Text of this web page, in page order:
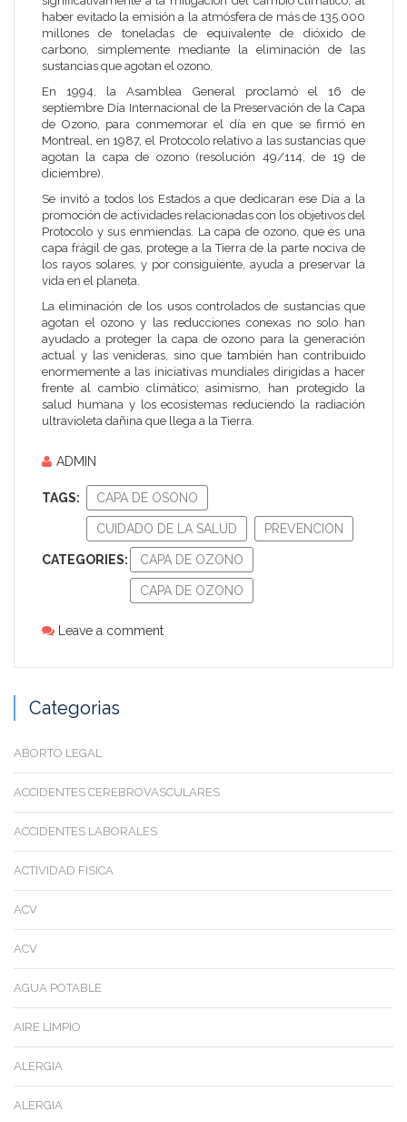
haber evitado la emisión a la atmósfera de más de 135.000
millones de toneladas de equivalente de dióxido de
carbono, simplemente mediante la eliminación de las
sustancias que agotan el ozono.
En 1994, la Asamblea General proclamó el 16 de
septiembre Día Internacional de la Preservación de la Capa
de Ozono, para conmemorar el día en que se firmó en
Montreal, en 1987, el Protocolo relativo a las sustancias que
agotan la capa de ozono (resolución 49/114, de 19 de
diciembre).
Se invitó a todos los Estados a que dedicaran ese Día a la
promoción de actividades relacionadas con los objetivos del
Protocolo y sus enmiendas. La capa de ozono, que es una
capa frágil de gas, protege a la Tierra de la parte nociva de
los rayos solares, y por consiguiente, ayuda a preservar la
vida en el planeta.
La eliminación de los usos controlados de sustancias que
agotan el ozono y las reducciones conexas no solo han
ayudado a proteger la capa de ozono para la generación
actual y las venideras, sino que también han contribuido
enormemente a las iniciativas mundiales dirigidas a hacer
frente al cambio climático; asimismo, han protegido la
salud humana y los ecosistemas reduciendo la radiación
ultravioleta dañina que llega a la Tierra.
ADMIN
TAGS: CAPA DE OSONO
CUIDADO DE LA SALUD PREVENCION
CATEGORIES: CAPA DE OZONO
CAPA DE OZONO
Leave a comment
Categorias
ABORTO LEGAL
ACCIDENTES CEREBROVASCULARES
ACCIDENTES LABORALES
ACTIVIDAD FISICA
ACV
ACV
AGUA POTABLE
AIRE LIMPIO
ALERGIA
ALERGIA